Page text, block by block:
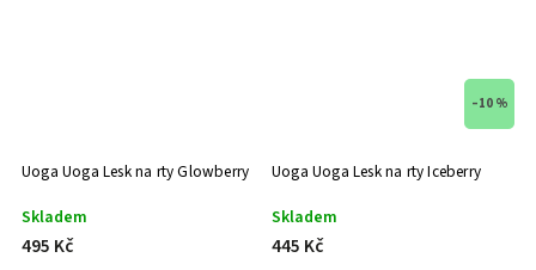
Uoga Uoga Lesk na rty Glowberry
Skladem
495 Kč
–10 %
Uoga Uoga Lesk na rty Iceberry
Skladem
445 Kč